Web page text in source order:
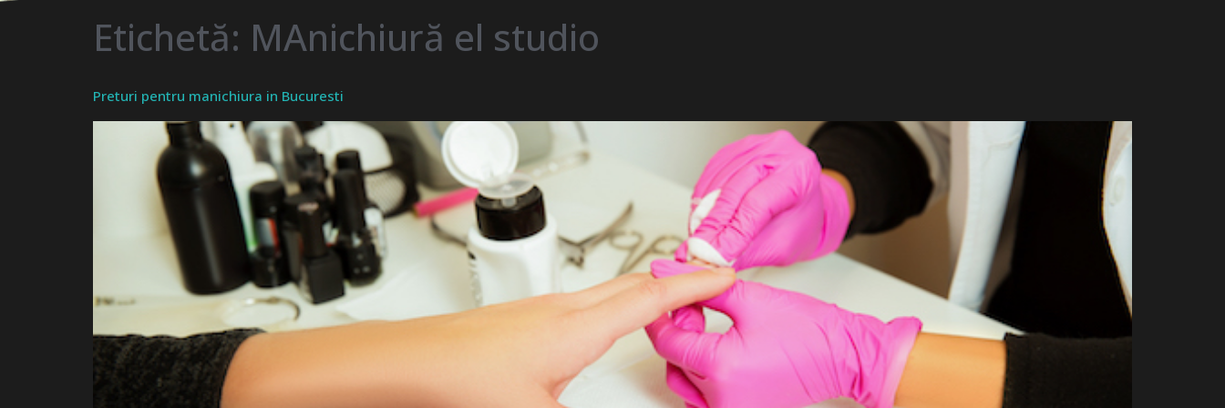
Etichetă: MAnichiură el studio
Preturi pentru manichiura in Bucuresti